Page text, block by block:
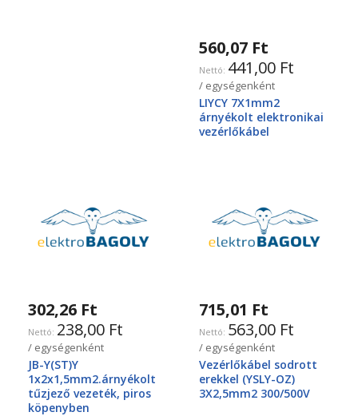
560,07 Ft
441,00 Ft
/ egységenként
LIYCY 7X1mm2
árnyékolt elektronikai
vezérlőkábel
302,26 Ft
238,00 Ft
/ egységenként
JB-Y(ST)Y
1x2x1,5mm2.árnyékolt
tűzjező vezeték, piros
köpenyben
715,01 Ft
563,00 Ft
/ egységenként
Vezérlőkábel sodrott
erekkel (YSLY-OZ)
3X2,5mm2 300/500V